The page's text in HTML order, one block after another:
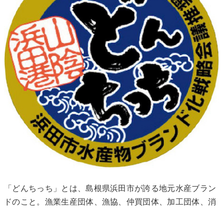
「どんちっち」とは、島根県浜田市が誇る地元水産ブラン
ドのこと。漁業生産団体、漁協、仲買団体、加工団体、消